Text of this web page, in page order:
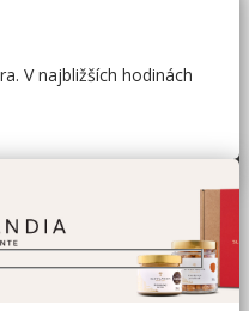
V najbližších hodinách